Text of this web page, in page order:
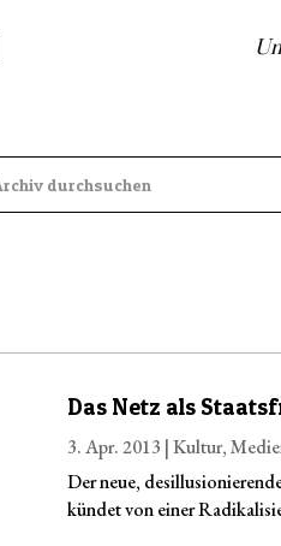
Das Netz als
3. Apr. 2013 |Kultur,
Der neue,
kündet von einer